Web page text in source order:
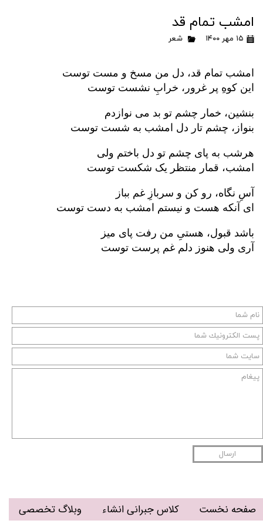
امشب تمام قد
۱۵ مهر ۱۴۰۰ شعر
امشب تمام قد، دل من مسخ و مست توست
این کوهِ پر غرور، خرابِ نشست توست
بنشین، خمار چشم تو بد می نوازدم
بنواز، چشم تار دل امشب به شست توست
هرشب به پای چشم تو دل باختم ولی
امشب، قمار منتظر یک شکست توست
آسِ نگاه، رو کن و سربازِ غم بباز
ای آنکه هست و نیستم امشب به دست توست
باشد قبول، هستیِ من رفت پای میز
آری ولی هنوز دلم غم پرست توست
صفحه نخست کلاس جبرانی انشاء وبلاگ تخصصی
ارسال